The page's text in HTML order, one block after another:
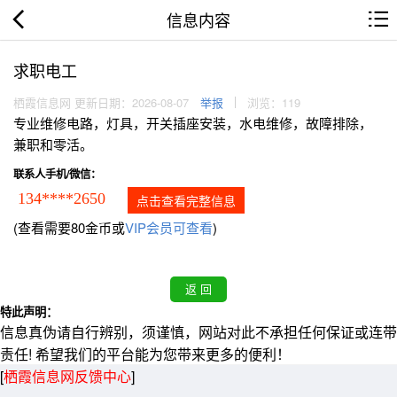
信息内容
求职电工
栖霞信息网 更新日期：2026-08-07 举报 浏览：119
专业维修电路，灯具，开关插座安装，水电维修，故障排除，
兼职和零活。
联系人手机/微信：
134****2650 点击查看完整信息
(查看需要80金币或VIP会员可查看)
特此声明：
信息真伪请自行辨别，须谨慎，网站对此不承担任何保证或连带
责任! 希望我们的平台能为您带来更多的便利！
[栖霞信息网反馈中心]